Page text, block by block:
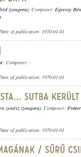
(zongora); Composer: Egressy
of publication: 1970-01-01
; Composer: -
of publication: 1970-01-01
zenész (zongora); Composer:
of publication: 1970-01-01